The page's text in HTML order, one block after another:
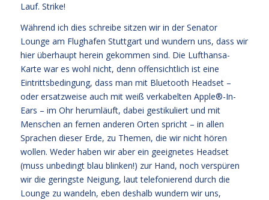
Lauf. Strike!
Während ich dies schreibe sitzen wir in der Senator
Lounge am Flughafen Stuttgart und wundern uns, dass wir
hier überhaupt herein gekommen sind. Die Lufthansa-
Karte war es wohl nicht, denn offensichtlich ist eine
Eintrittsbedingung, dass man mit Bluetooth Headset –
oder ersatzweise auch mit weiß verkabelten Apple®-In-
Ears – im Ohr herumläuft, dabei gestikuliert und mit
Menschen an fernen anderen Orten spricht – in allen
Sprachen dieser Erde, zu Themen, die wir nicht hören
wollen. Weder haben wir aber ein geeignetes Headset
(muss unbedingt blau blinken!) zur Hand, noch verspüren
wir die geringste Neigung, laut telefonierend durch die
Lounge zu wandeln, eben deshalb wundern wir uns,